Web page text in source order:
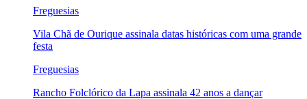
Freguesias
Vila Chã de Ourique assinala datas históricas com uma grande
festa
Freguesias
Rancho Folclórico da Lapa assinala 42 anos a dançar